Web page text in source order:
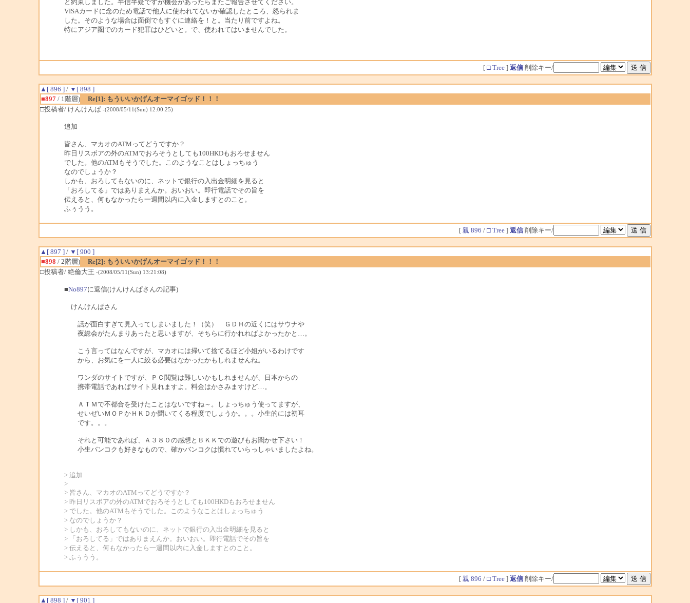
と約束しました。半信半疑ですが機会があったらまたご報告させてください。
VISAカードに念のため電話で他人に使われてないか確認したところ、怒られま
した。そのような場合は面倒でもすぐに連絡を！と。当たり前ですよね。
特にアジア圏でのカード犯罪はひどいと。で、使われてはいませんでした。
[ □ Tree] 返信 削除キー/
▲[ 896 ]/ ▼[ 898 ]
■897/ 1階層)
Re[1]: もういいかげんオーマイゴッド！！！
□投稿者/ けんけんぱ -(2008/05/11(Sun) 12:00:25)
追加
皆さん、マカオのATMってどうですか？
昨日リスボアの外のATMでおろそうとしても100HKDもおろせません
でした。他のATMもそうでした。このようなことはしょっちゅう
なのでしょうか？
しかも、おろしてもないのに、ネットで銀行の入出金明細を見ると
「おろしてる」ではありまえんか。おいおい。即行電話でその旨を
伝えると、何もなかったら一週間以内に入金しますとのこと。
ふぅうう。
[ 親 896 / □ Tree] 返信 削除キー/
▲[ 897 ]/ ▼[ 900 ]
■898 / 2階層)
Re[2]: もういいかげんオーマイゴッド！！！
□投稿者/ 絶倫大王 -(2008/05/11(Sun) 13:21:08)
■No897に返信(けんけんぱさんの記事)
けんけんぱさん
話が面白すぎて見入ってしまいました！（笑） ＧＤＨの近くにはサウナや
夜総会がたんまりあったと思いますが、そちらに行かれればよかったかと…。
こう言ってはなんですが、マカオには掃いて捨てるほど小姐がいるわけです
から、お気にを一人に絞る必要はなかったかもしれませんね。
ワンダのサイトですが、ＰＣ閲覧は難しいかもしれませんが、日本からの
携帯電話であればサイト見れますよ。料金はかさみますけど…。
ＡＴＭで不都合を受けたことはないですね～。しょっちゅう使ってますが、
せいぜいＭＯＰかＨＫＤか聞いてくる程度でしょうか。。。小生的には初耳
です。。。
それと可能であれば、Ａ３８０の感想とＢＫＫでの遊びもお聞かせ下さい！
小生バンコクも好きなもので、確かバンコクは慣れていらっしゃいましたよね。
> 追加
>
> 皆さん、マカオのATMってどうですか？
> 昨日リスボアの外のATMでおろそうとしても100HKDもおろせません
> でした。他のATMもそうでした。このようなことはしょっちゅう
> なのでしょうか？
> しかも、おろしてもないのに、ネットで銀行の入出金明細を見ると
> 「おろしてる」ではありまえんか。おいおい。即行電話でその旨を
> 伝えると、何もなかったら一週間以内に入金しますとのこと。
> ふぅうう。
[ 親 896 / □ Tree] 返信 削除キー/
▲[ 898 ]/ ▼[ 901 ]